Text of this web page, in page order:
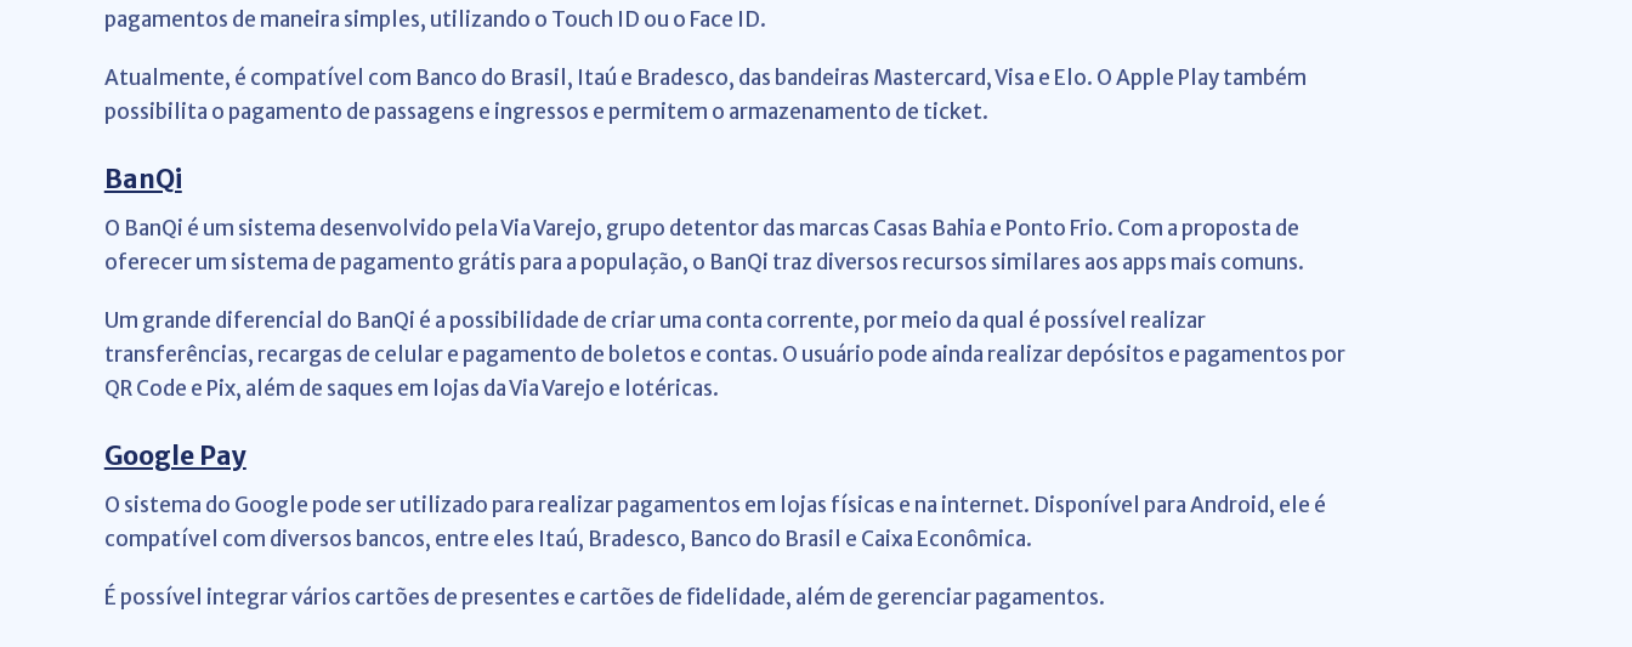
pagamentos de maneira simples, utilizando o Touch ID ou o Face ID.
Atualmente, é compatível com Banco do Brasil, Itaú e Bradesco, das bandeiras Mastercard, Visa e Elo. O Apple Play também
possibilita o pagamento de passagens e ingressos e permitem o armazenamento de ticket.
BanQi
O BanQi é um sistema desenvolvido pela Via Varejo, grupo detentor das marcas Casas Bahia e Ponto Frio. Com a proposta de
oferecer um sistema de pagamento grátis para a população, o BanQi traz diversos recursos similares aos apps mais comuns.
Um grande diferencial do BanQi é a possibilidade de criar uma conta corrente, por meio da qual é possível realizar
transferências, recargas de celular e pagamento de boletos e contas. O usuário pode ainda realizar depósitos e pagamentos por
QR Code e Pix, além de saques em lojas da Via Varejo e lotéricas.
Google Pay
O sistema do Google pode ser utilizado para realizar pagamentos em lojas físicas e na internet. Disponível para Android, ele é
compatível com diversos bancos, entre eles Itaú, Bradesco, Banco do Brasil e Caixa Econômica.
É possível integrar vários cartões de presentes e cartões de fidelidade, além de gerenciar pagamentos.